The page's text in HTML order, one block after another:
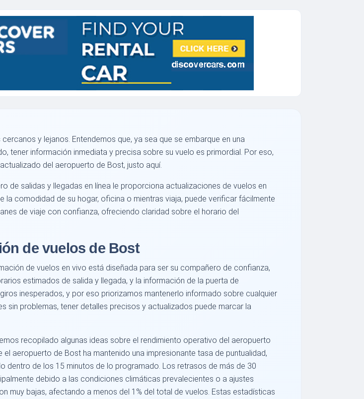
y lejanos. Entendemos que, ya sea que se embarque en una
tener información inmediata y precisa sobre su vuelo es primordial. Por eso,
del aeropuerto de Bost, justo aquí.
de salidas y llegadas en línea le proporciona actualizaciones de vuelos en
comodidad de su hogar, oficina o mientras viaja, puede verificar fácilmente
de viaje con confianza, ofreciendo claridad sobre el horario del
de vuelos de Bost
de vuelos en vivo está diseñada para ser su compañero de confianza,
estimados de salida y llegada, y la información de la puerta de
inesperados, y por eso priorizamos mantenerlo informado sobre cualquier
sin problemas, tener detalles precisos y actualizados puede marcar la
recopilado algunas ideas sobre el rendimiento operativo del aeropuerto
aeropuerto de Bost ha mantenido una impresionante tasa de puntualidad,
dentro de los 15 minutos de lo programado. Los retrasos de más de 30
debido a las condiciones climáticas prevalecientes o a ajustes
muy bajas, afectando a menos del 1% del total de vuelos. Estas estadísticas